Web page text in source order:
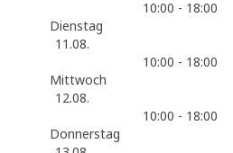
10:00 - 18:00
Dienstag
11.08.
10:00 - 18:00
Mittwoch
12.08.
10:00 - 18:00
Donnerstag